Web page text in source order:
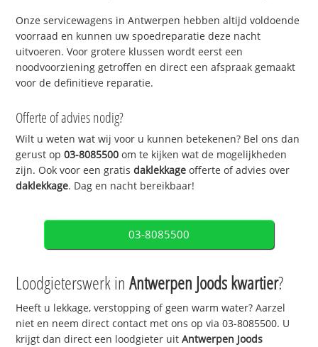
Onze servicewagens in Antwerpen hebben altijd voldoende
voorraad en kunnen uw spoedreparatie deze nacht
uitvoeren. Voor grotere klussen wordt eerst een
noodvoorziening getroffen en direct een afspraak gemaakt
voor de definitieve reparatie.
Offerte of advies nodig?
Wilt u weten wat wij voor u kunnen betekenen? Bel ons dan
gerust op03-8085500 om te kijken wat de mogelijkheden
zijn. Ook voor een gratisdaklekkage offerte of advies over
daklekkage. Dag en nacht bereikbaar!
03-8085500
Loodgieterswerk inAntwerpen Joods kwartier?
Heeft u lekkage, verstopping of geen warm water? Aarzel
niet en neem direct contact met ons op via 03-8085500. U
krijgt dan direct een loodgieter uitAntwerpen Joods